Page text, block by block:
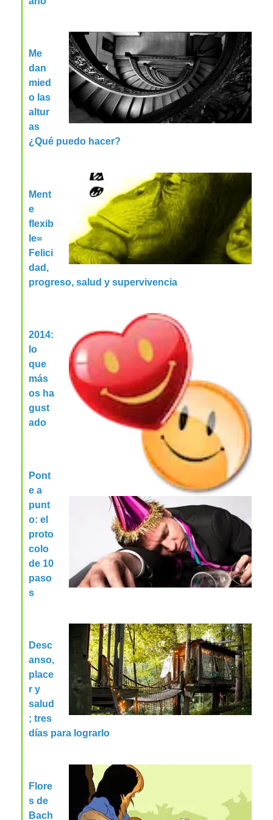
Me
dan
mied
o las
altur
as
¿Qué puedo hacer?
Ment
e
flexib
le=
Felici
dad,
progreso, salud y supervivencia
2014:
lo
que
más
os ha
gust
ado
Pont
e a
punt
o: el
proto
colo
de 10
paso
s
Desc
anso,
place
r y
salud
; tres
días para lograrlo
Flore
s de
Bach